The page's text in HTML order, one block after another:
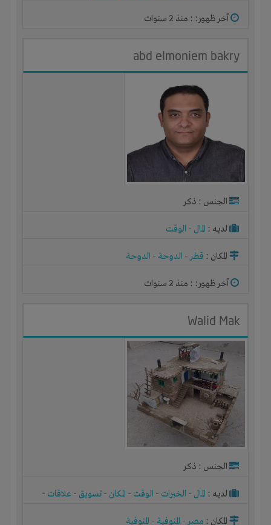
آخر ظهور: : منذ 2 سنوات
abd elmoniem bakry
الجنس : ذكر
لديـه : المال - الوقت
المكان : قطر- الدوحة - الدوحة
آخر ظهور: : منذ 2 سنوات
Walid Mak
الجنس : ذكر
لديـه : المال - الخبرات - الوقت - المكان - تسويق - علاقات -
المكان : مصر- المنوفية - المنوفية